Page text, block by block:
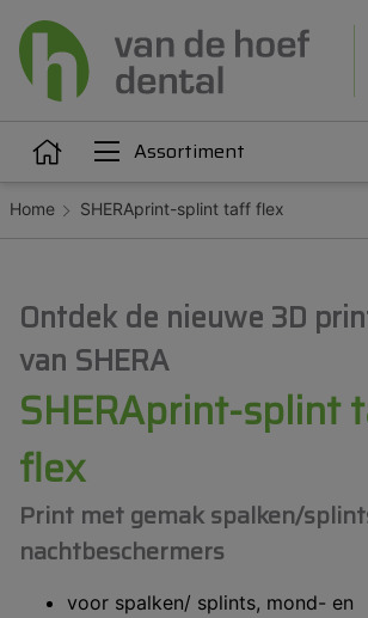
Assortiment
Articulatie
Orthodontie
Home SHERAprint-splint taff flex
Ontdek de nieuwe 3D
van SHERA
SHERAprint-splint
flex
Print met gemak spalken/
nachtbeschermers
voor spalken/ splints, mond- en